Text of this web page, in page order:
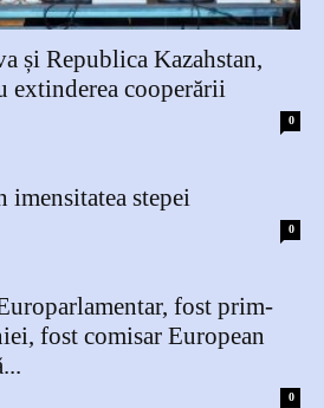
și Republica Kazahstan,
extinderea cooperării
0
imensitatea stepei
0
fost prim-
fost comisar European
0